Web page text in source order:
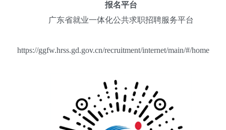
报名平台
广东省就业一体化公共求职招聘服务平台
https://ggfw.hrss.gd.gov.cn/recruitment/internet/main/#/home